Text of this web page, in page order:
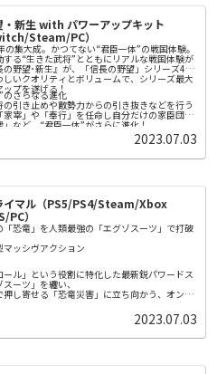
徴
たちが紡ぐ「愛」の物語
共に生き抜くことを誓い合う少女たち。
ちの心の機微を丁寧に描いた本作は、儚くも力
せる物語となっています。
「エデン」と憩いの拠点「箱庭」
舞台「エデン」と憩いの拠点「箱庭」のふたつ
来しながら物語を進めます。
は敵との爽快感＆カタルシスのある攻防を楽し
知なる施設——未知なる敵——未知なるアイテ
を探索し発見するロマンを味わえます。
キャラクターの強化ができるほか、お茶会と呼
ターたちの日常会話や、収集した読み物や楽
タルシスのある攻防
のプレイアブルキャラクターをステージごと
戦うことができます。
接攻撃と遠距離攻撃を切り替えながら爽快感の
繋がるほか、ジャスト回避やカウンターを用い
で眷属機という、キャラクターの背面に浮遊す
能で、その兵装にあった自動攻撃を行います。
」と呼ばれる制御アイテムを付与する事で、プ
に合わせてその攻撃をカスタムする事もでき
・新生 with パワーアップキット
Steam/PC）
の集大成。かつてない“君臣一体”の戦国体験。
する“生きた武将”とともにリアルな戦国体験が
の野望･新生』が、「信長の野望」シリーズ40
しいクオリティとボリュームで、シリーズ最大
プを遂げる！
さらなる進化
の引き止めや敵勢力からの引き抜きなどを行う
家宰」や「奉行」を任命し自分だけの家臣団を
など、“君臣一体”がさらに進化！
い、ダイナミックかつリアリティのある攻城戦
なる多彩な戦略性
ける「政策」を大幅に拡充。さらに城ごとに役
のネットワークを築き、活かす「城役割」
イ感を生み出す「軍団戦略」など、自分だけ
する新要素を追加！
ディタ機能をはじめ、追加要素も充実！
ベント、特性など、従来要素も大幅ボリューム
武将やBGM、シナリオの編集機能や、新勢力
2023.07.03
イマル（PS5/PS4/Steam/Xbox
）
「恐竜」を人類最強の「エグゾスーツ」で打破
マッシヴアクション​​
ール」という役割に特化した最新鋭パワードス
ーツ」を纏い、
押し寄せる「恐竜災害」に立ち向かう、オンラ
「ディノサバイバル」は、5人のプレイヤーが
生する地域で、新世代AI「リヴァイアサン」が
2023.07.03